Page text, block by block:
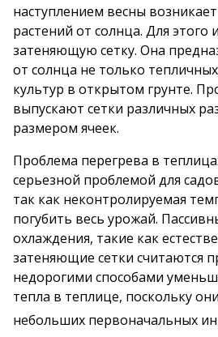
наступлением весны
растений от солнца. Для этого
затеняющую сетку. Она
от солнца не только
культур в открытом грунте.
выпускают сетки различных
размером ячеек.
Проблема перегрева в
серьезной проблемой для
так как неконтролируемая
погубить весь урожай.
охлаждения, такие как
затеняющие сетки считаются
недорогими способами
тепла в теплице, поскольку
небольших первоначальных